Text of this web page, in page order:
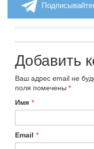
Добавить
Ваш адрес email не
поля помечены *
Имя *
Email *